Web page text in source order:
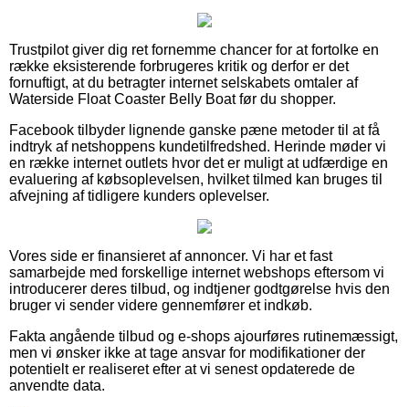
Trustpilot giver dig ret fornemme chancer for at fortolke en
række eksisterende forbrugeres kritik og derfor er det
fornuftigt, at du betragter internet selskabets omtaler af
Waterside Float Coaster Belly Boat før du shopper.
Facebook tilbyder lignende ganske pæne metoder til at få
indtryk af netshoppens kundetilfredshed. Herinde møder vi
en række internet outlets hvor det er muligt at udfærdige en
evaluering af købsoplevelsen, hvilket tilmed kan bruges til
afvejning af tidligere kunders oplevelser.
Vores side er finansieret af annoncer. Vi har et fast
samarbejde med forskellige internet webshops eftersom vi
introducerer deres tilbud, og indtjener godtgørelse hvis den
bruger vi sender videre gennemfører et indkøb.
Fakta angående tilbud og e-shops ajourføres rutinemæssigt,
men vi ønsker ikke at tage ansvar for modifikationer der
potentielt er realiseret efter at vi senest opdaterede de
anvendte data.